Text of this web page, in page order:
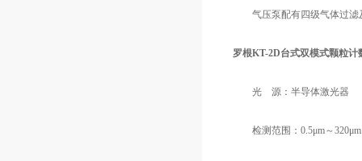
气压泵配有四级气体过滤
罗根KT-2D台式双模式颗粒计
光 源：半导体激光器
检测范围：0.5μm～320μm